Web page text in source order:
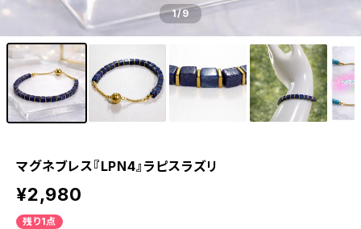
1/9
マグネブレス『LPN4』ラピスラズリ
¥2,980
残り1点